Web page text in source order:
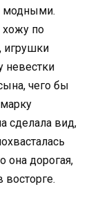
модными.
хожу по
игрушки
невестки
чего бы
сделала вид,
она дорогая,